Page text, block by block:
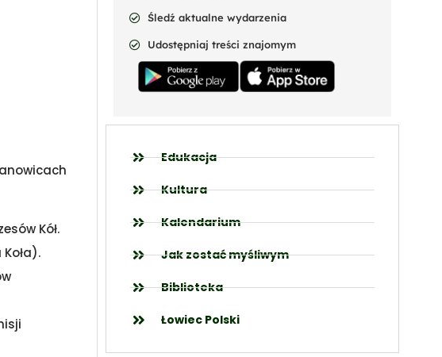
Kół.
Śledź aktualne wydarzenia
Udostępniaj treści znajomym
Edukacja
Kultura
Kalendarium
Jak zostać myśliwym
Biblioteka
Łowiec Polski